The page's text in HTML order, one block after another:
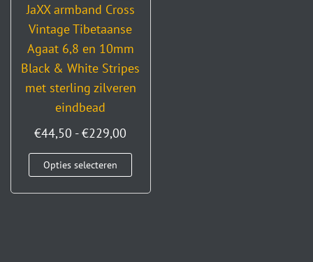
JaXX armband Cross
Vintage Tibetaanse
Agaat 6,8 en 10mm
Black & White Stripes
met sterling zilveren
eindbead
€44,50 - €229,00
Opties selecteren